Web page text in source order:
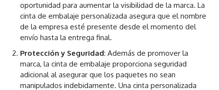
oportunidad para aumentar la visibilidad de la marca. La
cinta de embalaje personalizada asegura que el nombre
de la empresa esté presente desde el momento del
envío hasta la entrega final.
Protección y Seguridad: Además de promover la
marca, la cinta de embalaje proporciona seguridad
adicional al asegurar que los paquetes no sean
manipulados indebidamente. Una cinta personalizada